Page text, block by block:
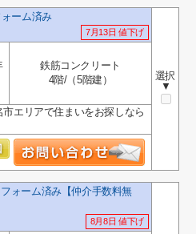
ーム済み
7月13日 値下げ
選択
▼
鉄筋コンクリート
4階/（5階建）
エリアで住まいをお探しなら
ーム済み【仲介手数料無
8月8日 値下げ